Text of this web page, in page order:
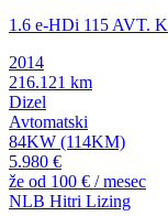
1.6 e-HDi 115 AVT.
2014
216.121 km
Dizel
Avtomatski
84KW (114KM)
5.980 €
že od 100 € / mesec
NLB Hitri Lizing